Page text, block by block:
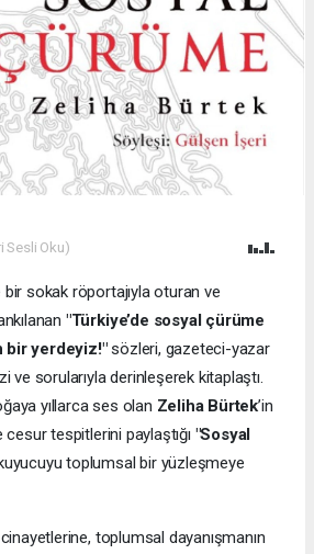
Sesli Oku)
bir sokak röportajıyla oturan ve
"Türkiye’de sosyal çürüme
bir yerdeyiz!"sözleri, gazeteci-yazar
ve sorularıyla derinleşerek kitaplaştı.
yıllarca ses olan Zeliha Bürtek’in
cesur tespitlerini paylaştığı "Sosyal
toplumsal bir yüzleşmeye
toplumsal dayanışmanın